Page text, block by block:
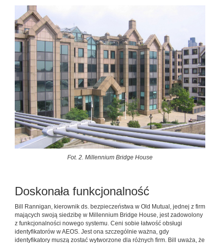
Fot. 2. Millennium Bridge House
Doskonała funkcjonalność
Bill Rannigan, kierownik ds. bezpieczeństwa w Old Mutual, jednej z firm
mających swoją siedzibę w Millennium Bridge House, jest zadowolony
z funkcjonalności nowego systemu. Ceni sobie łatwość obsługi
identyfikatorów w AEOS. Jest ona szczególnie ważna, gdy
identyfikatory muszą zostać wytworzone dla różnych firm. Bill uważa, że